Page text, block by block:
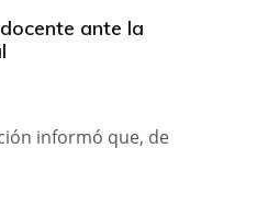
ante la
informó que, de